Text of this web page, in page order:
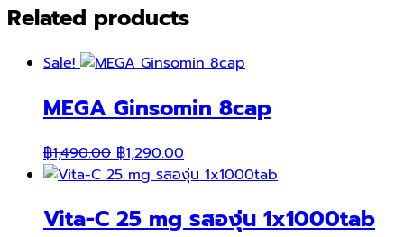
Related products
Sale!
MEGA Ginsomin 8cap
฿1,490.00 Original
price
฿1,490.00.
฿1,290.00
price
฿1,290.00.
Vita-C 25 mg รสองุ่น 1x1000tab